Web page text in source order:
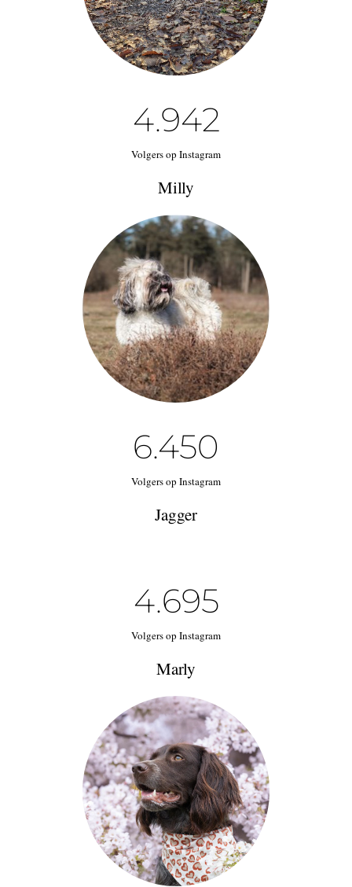
Volgers op Instagram
4.942
Milly
Volgers op Instagram
6.450
Jagger
Volgers op Instagram
4.695
Marly